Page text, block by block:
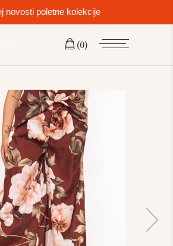
novosti poletne kolekcije
(0)